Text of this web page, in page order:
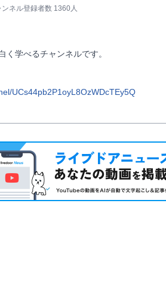
ネル登録者数 1360人
く学べるチャンネルです。
UCs44pb2P1oyL8OzWDcTEy5Q